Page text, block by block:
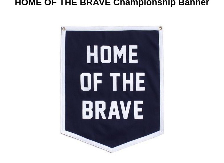
HOME OF THE BRAVE Championship Banner